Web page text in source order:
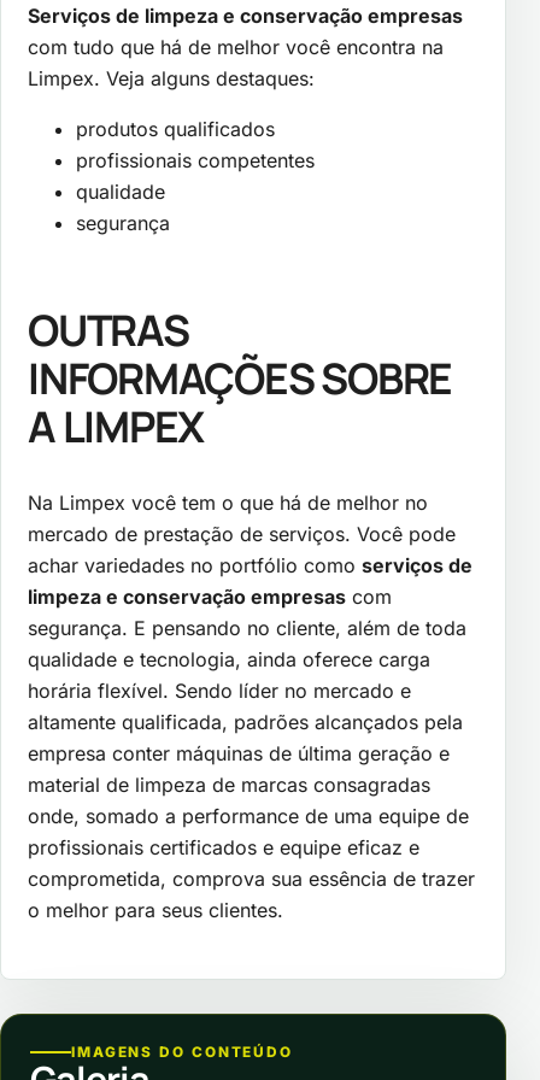
Serviços de limpeza e conservação empresas
com tudo que há de melhor você encontra na
Limpex. Veja alguns destaques:
produtos qualificados
profissionais competentes
qualidade
segurança
OUTRAS
INFORMAÇÕES SOBRE
A LIMPEX
Na Limpex você tem o que há de melhor no
mercado de prestação de serviços. Você pode
achar variedades no portfólio como serviços de
limpeza e conservação empresas com
segurança. E pensando no cliente, além de toda
qualidade e tecnologia, ainda oferece carga
horária flexível. Sendo líder no mercado e
altamente qualificada, padrões alcançados pela
empresa conter máquinas de última geração e
material de limpeza de marcas consagradas
onde, somado a performance de uma equipe de
profissionais certificados e equipe eficaz e
comprometida, comprova sua essência de trazer
o melhor para seus clientes.
IMAGENS DO CONTEÚDO